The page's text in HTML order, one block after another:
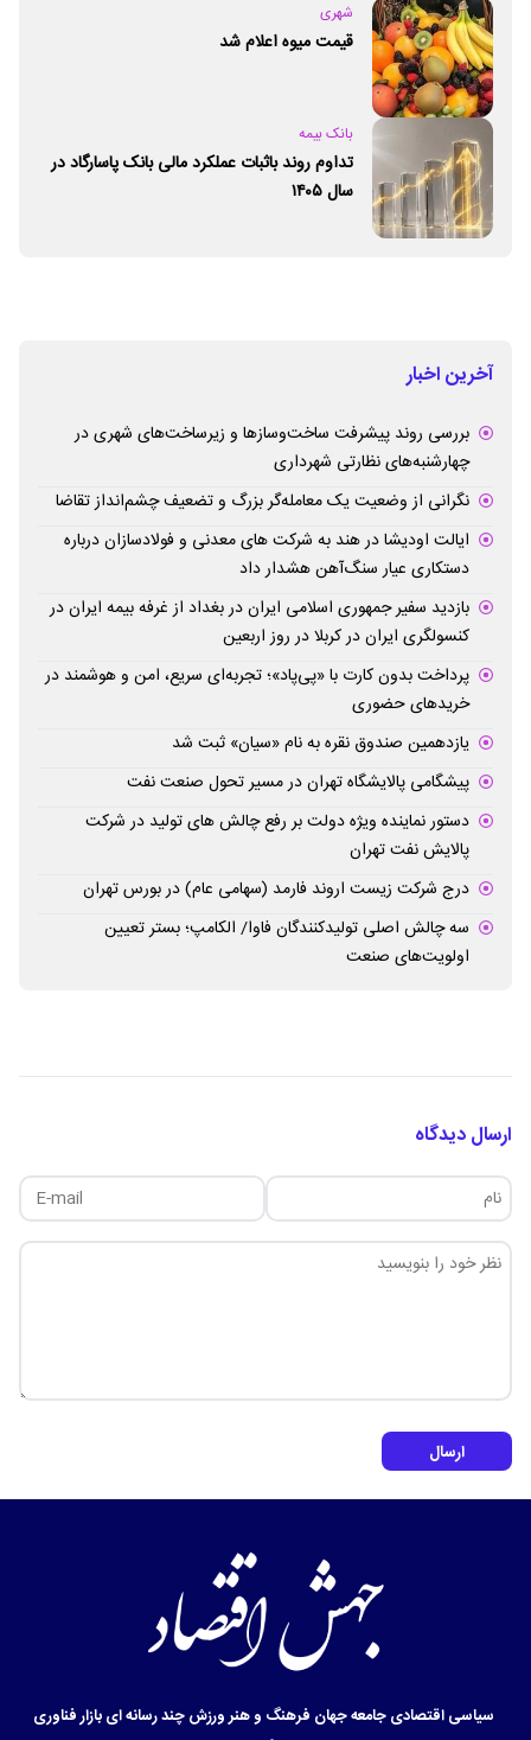
شهری
قیمت میوه اعلام شد
بانک بیمه
تداوم روند باثبات عملکرد مالی بانک پاسارگاد در
سال ۱۴۰۵
آخرین اخبار
بررسی روند پیشرفت ساخت‌وسازها و زیرساخت‌های شهری در
چهارشنبه‌های نظارتی شهرداری
نگرانی از وضعیت یک معامله‌گر بزرگ و تضعیف چشم‌انداز تقاضا
ایالت اودیشا در هند به شرکت های معدنی و فولادسازان درباره
دستکاری عیار سنگ‌آهن هشدار داد
بازدید سفیر جمهوری اسلامی ایران در بغداد از غرفه بیمه ایران در
کنسولگری ایران در کربلا در روز اربعین
پرداخت بدون کارت با «پی‌پاد»؛ تجربه‌ای سریع، امن و هوشمند در
خریدهای حضوری
یازدهمین صندوق نقره به نام «سیان» ثبت شد
پیشگامی پالایشگاه تهران در مسیر تحول صنعت نفت
دستور نماینده ویژه دولت بر رفع چالش های تولید در شرکت
پالایش نفت تهران
درج شرکت زیست اروند فارمد (سهامی عام) در بورس تهران
سه چالش اصلی تولیدکنندگان فاوا/ الکامپ؛ بستر تعیین
اولویت‌های صنعت
ارسال دیدگاه
ارسال
سیاسیاقتصادیجامعهجهان فرهنگ و هنرورزشچند رسانه ایبازارفناوری